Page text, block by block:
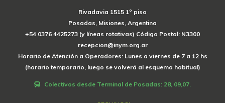
Rivadavia 1515 1º piso
Posadas, Misiones, Argentina
+54 0376 4425273 (y líneas rotativas) Código Postal: N3300
recepcion@inym.org.ar
Horario de Atención a Operadores: Lunes a viernes de 7 a 12 hs
(horario temporario, luego se volverá al esquema habitual)
Colectivos desde Terminal de Posadas: 28, 09,07.